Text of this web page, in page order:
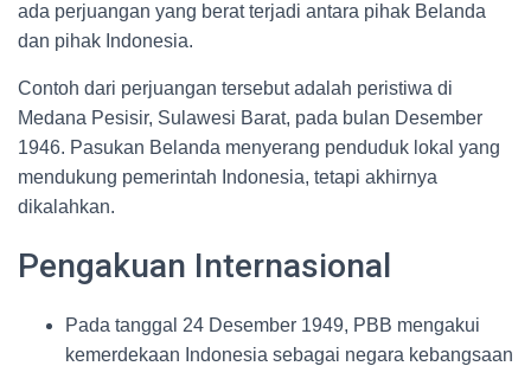
ada perjuangan yang berat terjadi antara pihak Belanda
dan pihak Indonesia.
Contoh dari perjuangan tersebut adalah peristiwa di
Medana Pesisir, Sulawesi Barat, pada bulan Desember
1946. Pasukan Belanda menyerang penduduk lokal yang
mendukung pemerintah Indonesia, tetapi akhirnya
dikalahkan.
Pengakuan Internasional
Pada tanggal 24 Desember 1949, PBB mengakui
kemerdekaan Indonesia sebagai negara kebangsaan